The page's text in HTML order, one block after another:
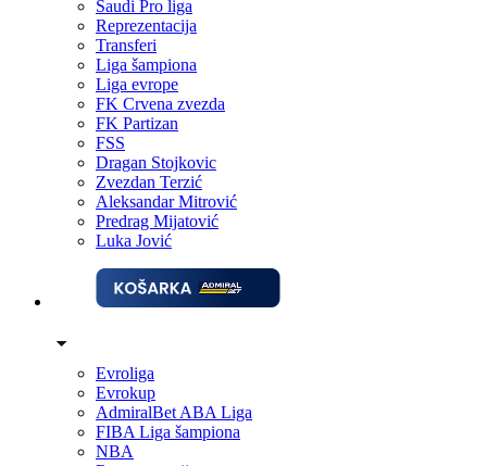
Saudi Pro liga
Reprezentacija
Transferi
Liga šampiona
Liga evrope
FK Crvena zvezda
FK Partizan
FSS
Dragan Stojkovic
Zvezdan Terzić
Aleksandar Mitrović
Predrag Mijatović
Luka Jović
Evroliga
Evrokup
AdmiralBet ABA Liga
FIBA Liga šampiona
NBA